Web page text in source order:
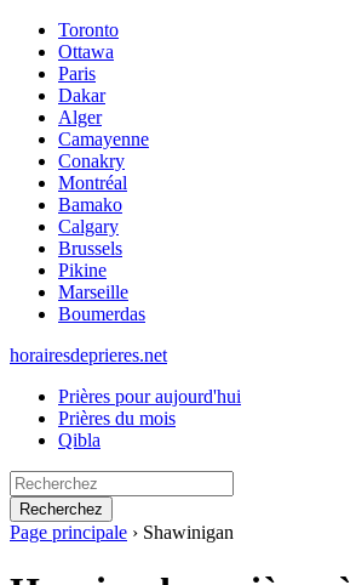
Toronto
Ottawa
Paris
Dakar
Alger
Camayenne
Conakry
Montréal
Bamako
Calgary
Brussels
Pikine
Marseille
Boumerdas
horairesdeprieres.net
Prières pour aujourd'hui
Prières du mois
Qibla
Recherchez
Page principale › Shawinigan